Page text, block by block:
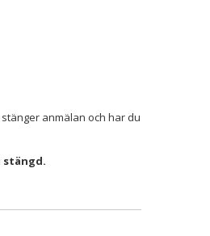
anmälan och har du
stängd.